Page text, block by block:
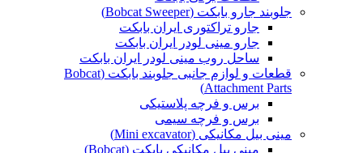
جلوبند جارو بابکت (Bobcat Sweeper)
جارو تراکتوری ایران بابکت
جارو مینی لودر ایران بابکت
ساحل روب مینی لودر ایران بابکت
قطعات و لوازم جانبی جلوبند بابکت (Bobcat
Attachment Parts)
برس و فرچه پلاستیکی
برس و فرچه سیمی
مینی بیل مکانیکی (Mini excavator)
مینی بیل مکانیکی بابکت (Bobcat)